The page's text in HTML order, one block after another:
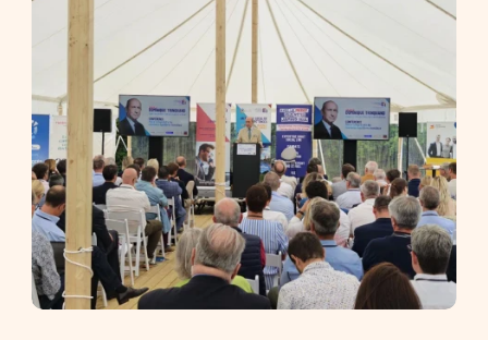
La Ruche
L'Alcove
Le Nid
La Cellule Royale
Le Nectar Bar
Le Pavillon Royal
L'Espace Pollen
RESOURCES
Blog